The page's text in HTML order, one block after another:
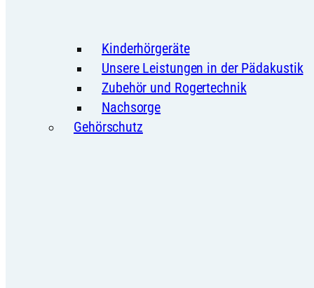
Kinderhörgeräte
Unsere Leistungen in der Pädakustik
Zubehör und Rogertechnik
Nachsorge
Gehörschutz